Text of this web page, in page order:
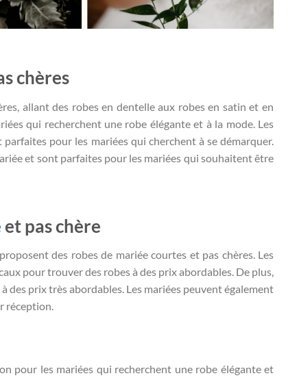
chères
allant des robes en dentelle aux robes en satin et en
qui recherchent une robe élégante et à la mode. Les
pour les mariées qui cherchent à se démarquer.
et sont parfaites pour les mariées qui souhaitent être
et pas chère
des robes de mariée courtes et pas chères. Les
pour trouver des robes à des prix abordables. De plus,
des prix très abordables. Les mariées peuvent également
réception.
pour les mariées qui recherchent une robe élégante et